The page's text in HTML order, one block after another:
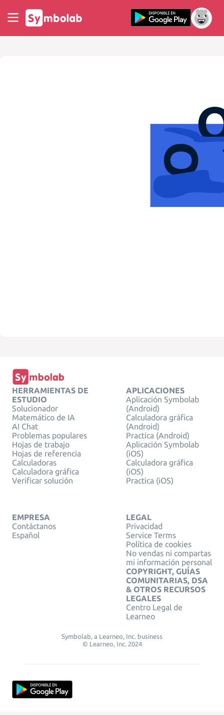
HERRAMIENTAS DE
ESTUDIO
Solucionador
Matemático de IA
AI Chat
Problemas populares
Hojas de trabajo
Hojas de referencia
Calculadoras
Calculadora gráfica
Verificar solución
APLICACIONES
Aplicación Symbolab
(Android)
Calculadora gráfica
(Android)
Practica (Android)
Aplicación Symbolab
(iOS)
Calculadora gráfica
(iOS)
Practica (iOS)
EMPRESA
Contáctanos
Español
LEGAL
Privacidad
Service Terms
Política de cookies
No vendas ni compartas
mi información personal
COPYRIGHT, GUÍAS
COMUNITARIAS, DSA
& OTROS RECURSOS
LEGALES
Centro Legal de
Learneo
Symbolab, a Learneo, Inc. business
© Learneo, Inc. 2024